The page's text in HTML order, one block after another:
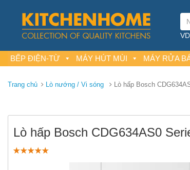
BẾP ĐIỆN-TỪ MÁY HÚT MÙI MÁY RỬA
Trang chủ Lò nướng / Vi sóng Lò hấp Bosch
Lò hấp Bosch CDG634AS0